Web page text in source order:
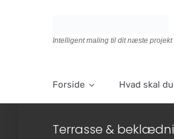
Intelligent maling til dit næste projekt
Forside Hvad skal
Terrasse &